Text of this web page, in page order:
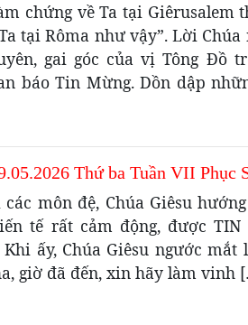
chứng về Ta tại Giêrusalem
tại Rôma như vậy”. Lời
gai góc của vị Tông Đồ
báo Tin Mừng. Dồn dập
Thứ ba Tuần VII Phục
môn đệ, Chúa Giêsu
tế rất cảm động, được TIN
ấy, Chúa Giêsu ngước mắt
giờ đã đến, xin hãy làm vinh